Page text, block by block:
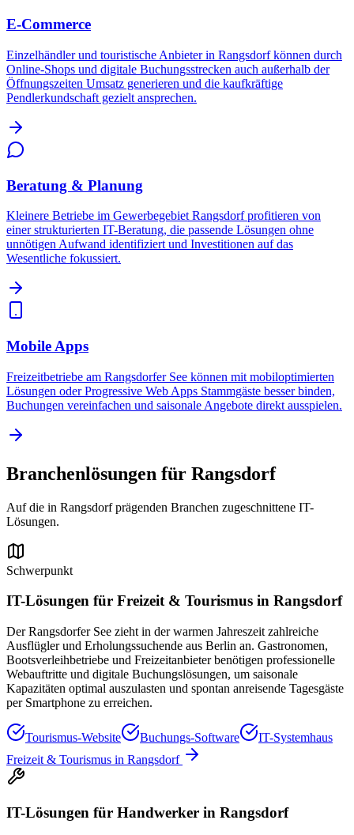
E-Commerce
Einzelhändler und touristische Anbieter in Rangsdorf können durch
Online-Shops und digitale Buchungsstrecken auch außerhalb der
Öffnungszeiten Umsatz generieren und die kaufkräftige
Pendlerkundschaft gezielt ansprechen.
Beratung & Planung
Kleinere Betriebe im Gewerbegebiet Rangsdorf profitieren von
einer strukturierten IT-Beratung, die passende Lösungen ohne
unnötigen Aufwand identifiziert und Investitionen auf das
Wesentliche fokussiert.
Mobile Apps
Freizeitbetriebe am Rangsdorfer See können mit mobiloptimierten
Lösungen oder Progressive Web Apps Stammgäste besser binden,
Buchungen vereinfachen und saisonale Angebote direkt ausspielen.
Branchenlösungen für Rangsdorf
Auf die in Rangsdorfprägenden Branchen zugeschnittene IT-
Lösungen.
Schwerpunkt
IT-Lösungen für Freizeit & Tourismus in Rangsdorf
Der Rangsdorfer See zieht in der warmen Jahreszeit zahlreiche
Ausflügler und Erholungssuchende aus Berlin an. Gastronomen,
Bootsverleihbetriebe und Freizeitanbieter benötigen professionelle
Webauftritte und digitale Buchungslösungen, um saisonale
Kapazitäten optimal auszulasten und spontan anreisende Tagesgäste
per Smartphone zu erreichen.
Tourismus-Website Buchungs-Software
IT-Systemhaus
Freizeit & Tourismus in Rangsdorf
IT-Lösungen für Handwerker in Rangsdorf